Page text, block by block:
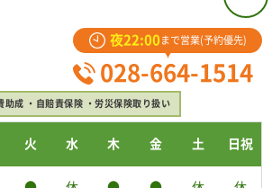
夜22:00 まで営業(予約優先)
028-664-1514
助成 自賠責保険 労災保険取り扱い
火 水 木 金 土 日祝